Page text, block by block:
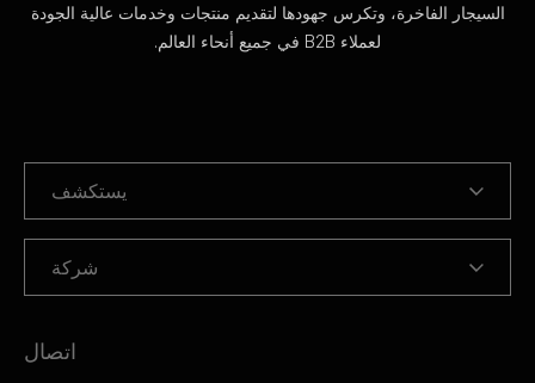
السيجار الفاخرة، وتكرس جهودها لتقديم منتجات وخدمات عالية الجودة
لعملاء B2B في جميع أنحاء العالم.
يستكشف
شركة
اتصال